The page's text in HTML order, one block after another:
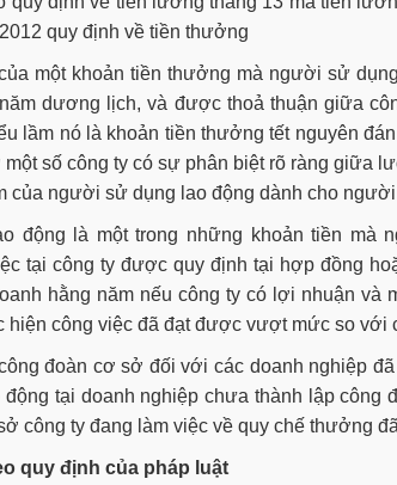
quy định về tiền thưởng
một khoản tiền thưởng mà người sử
dương lịch, và được thoả thuận giữa
lầm nó là khoản tiền thưởng tết nguyên
số công ty có sự phân biệt rõ ràng giữa
của người sử dụng lao động dành cho
động là một trong những khoản tiền mà
tại công ty được quy định tại hợp đồng
hằng năm nếu công ty có lợi nhuận và
công việc đã đạt được vượt mức so với
đoàn cơ sở đối với các doanh nghiệp
tại doanh nghiệp chưa thành lập công
công ty đang làm việc về quy chế thưởng
quy định của pháp luật